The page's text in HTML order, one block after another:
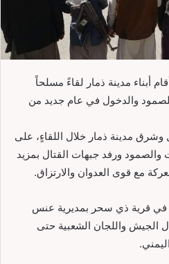
: أقام أبناء مدينة ذمار لقاءً مسلحاً
للصمود والدخول في عام جديد من
وشرق مدينة ذمار خلال اللقاءٍ، على
ورفد جبهات القتال بمزيد
مع قوى العدوان والارتزاق.
في قرية ذي سحر بمديرية عنس
الجيش واللجان الشعبية حتى